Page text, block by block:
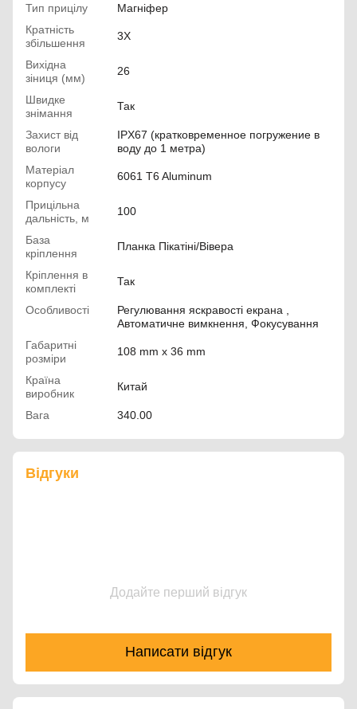
Тип прицілу
Магніфер
Кратність
збільшення
3X
Вихідна
зіниця (мм)
26
Швидке
знімання
Так
Захист від
вологи
IPX67 (кратковременное погружение в
воду до 1 метра)
Матеріал
корпусу
6061 T6 Aluminum
Прицільна
дальність, м
100
База
кріплення
Планка Пікатіні/Вівера
Кріплення в
комплекті
Так
Особливості
Регулювання яскравості екрана ,
Автоматичне вимкнення, Фокусування
Габаритні
розміри
108 mm x 36 mm
Країна
виробник
Китай
Вага 340.00
Відгуки
Додайте перший відгук
Написати відгук